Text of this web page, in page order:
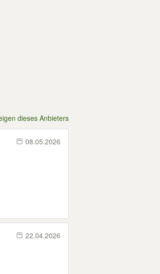
dieses Anbieters
08.05.2026
22.04.2026